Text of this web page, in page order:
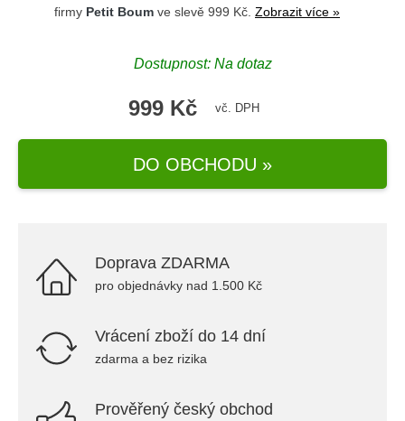
firmy Petit Boum ve slevě 999 Kč. Zobrazit více »
Dostupnost: Na dotaz
999 Kč vč. DPH
DO OBCHODU »
Doprava ZDARMA
pro objednávky nad 1.500 Kč
Vrácení zboží do 14 dní
zdarma a bez rizika
Prověřený český obchod